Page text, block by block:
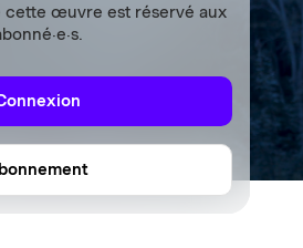
cette œuvre est réservé aux